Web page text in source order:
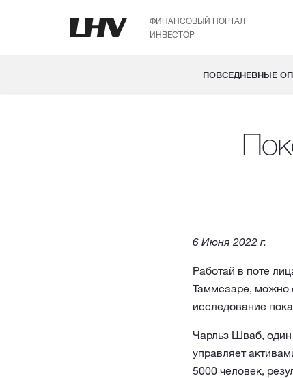
ФИНАНСОВЫЙ ПОРТАЛ
ИНВЕСТОР
ПОВСЕДНЕВНЫЕ
6 Июня 2022 г.
Работай в поте
Таммсааре, можно
исследование
Чарльз Шваб, один
управляет
5000 человек,